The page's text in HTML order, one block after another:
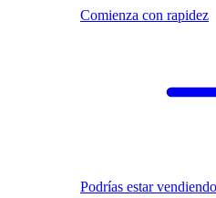
Comienza con rapidez
Podrías estar